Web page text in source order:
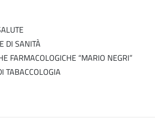
DI SANITÀ
FARMACOLOGICHE “MARIO NEGRI”
TABACCOLOGIA